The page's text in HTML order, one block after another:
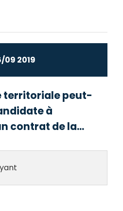
09 2019
territoriale peut-
à
contrat de la...